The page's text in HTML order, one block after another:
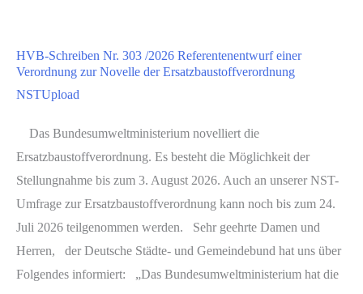
Nr.
EU-
Kommission
legt
Reform
des
Europäischen
Emissionshandels
HVB-Schreiben Nr. 303 /2026 Referentenentwurf einer
Verordnung zur Novelle der Ersatzbaustoffverordnung
NSTUpload
Das Bundesumweltministerium novelliert die
Ersatzbaustoffverordnung. Es besteht die Möglichkeit der
Stellungnahme bis zum 3. August 2026. Auch an unserer NST-
Umfrage zur Ersatzbaustoffverordnung kann noch bis zum 24.
Juli 2026 teilgenommen werden. Sehr geehrte Damen und
Herren, der Deutsche Städte- und Gemeindebund hat uns über
Folgendes informiert: „Das Bundesumweltministerium hat die